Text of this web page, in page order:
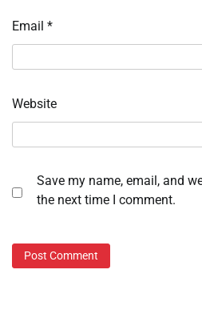
Email *
Website
Save my name, email, and
the next time I comment.